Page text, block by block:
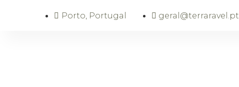
Porto, Portugal geral@terraravel.pt